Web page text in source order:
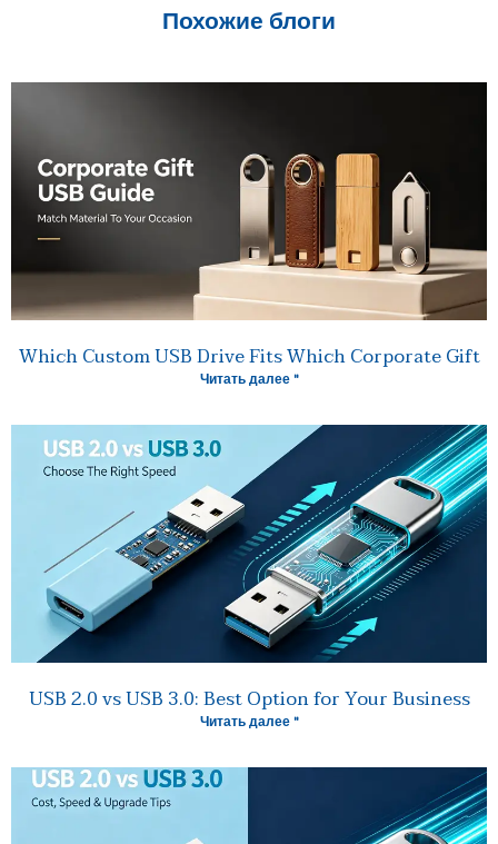
Похожие блоги
Which Custom USB Drive Fits Which Corporate Gift
Читать далее "
USB 2.0 vs USB 3.0: Best Option for Your Business
Читать далее "